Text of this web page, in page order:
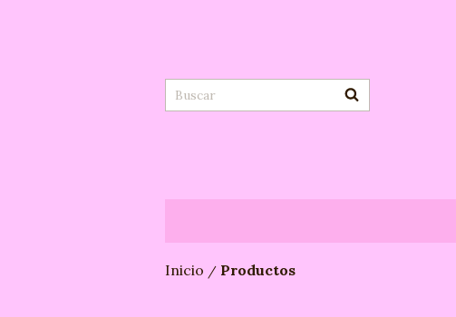
Inicio / Productos